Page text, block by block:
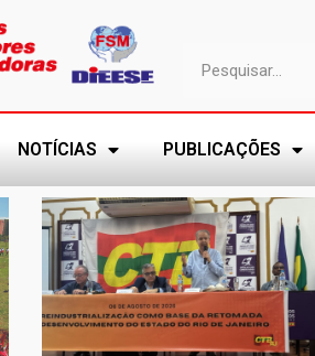
NOTÍCIAS PUBLICAÇÕES